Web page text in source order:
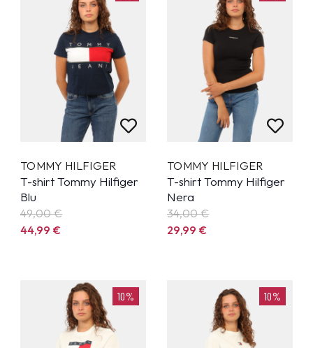
TOMMY HILFIGER
T-shirt Tommy Hilfiger
Blu
49,00 €
44,99€
TOMMY HILFIGER
T-shirt Tommy Hilfiger
Nera
34,00 €
29,99€
10% 10%